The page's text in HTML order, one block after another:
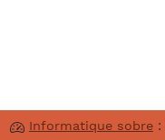
Informatique sobre: